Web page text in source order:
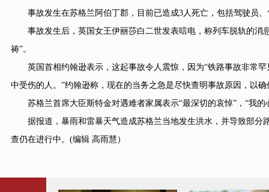
事故发生在苏格兰阿伯丁郡，目前已造成3人死亡，包括驾驶员、
事故发生后，英国女王伊丽莎白二世发表唁电，称列车脱轨的消
祷”。
英国首相约翰逊表示，这起事故令人震惊，因为“铁路事故非常罕
中受伤的人。”约翰逊称，现在的当务之急是尽快查明事故原因，以
苏格兰首席大臣斯特金对遇难者家属表示“最深切的哀悼”，“我的
据报道，暴雨和雷暴天气造成苏格兰当地发生洪水，并导致部分
查仍在进行中。(编辑 高雨慧）